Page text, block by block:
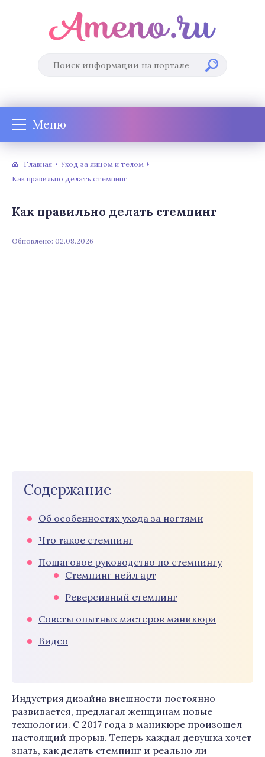
Меню
Главная
Уход за лицом и телом
Как правильно делать стемпинг
Как правильно делать стемпинг
Обновлено: 02.08.2026
Содержание
Об особенностях ухода за ногтями
Что такое стемпинг
Пошаговое руководство по стемпингу
Стемпинг нейл арт
Реверсивный стемпинг
Советы опытных мастеров маникюра
Видео
Индустрия дизайна внешности постоянно
развивается, предлагая женщинам новые
технологии. С 2017 года в маникюре произошел
настоящий прорыв. Теперь каждая девушка хочет
знать, как делать стемпинг и реально ли